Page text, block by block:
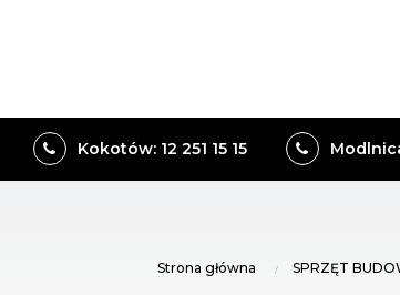
Kokotów: 12 251 15 15
Strona główna SPRZĘT